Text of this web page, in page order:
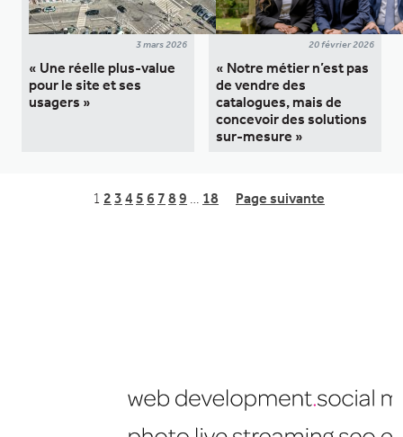
3 mars 2026
« Une réelle plus-value
pour le site et ses
usagers »
20 février 2026
« Notre métier n’est pas
de vendre des
catalogues, mais de
concevoir des solutions
sur-mesure »
1 2 3 4 5 6 7 8 9 18 Page suivante